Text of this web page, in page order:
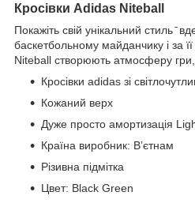
Кросівки Adidas Niteball
Покажіть свій унікальний стиль
баскетбольному майданчику і за
Niteball створюють атмосферу
Кросівки adidas зі
Кожаний верх
Дуже просто амортизація
Країна виробник: В’єтнам
Різивна підмітка
Цвет: Black Green